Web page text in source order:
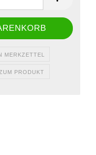
MERKZETTEL
PRODUKT